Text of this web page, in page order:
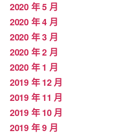
2020 年 5 月
2020 年 4 月
2020 年 3 月
2020 年 2 月
2020 年 1 月
2019 年 12 月
2019 年 11 月
2019 年 10 月
2019 年 9 月